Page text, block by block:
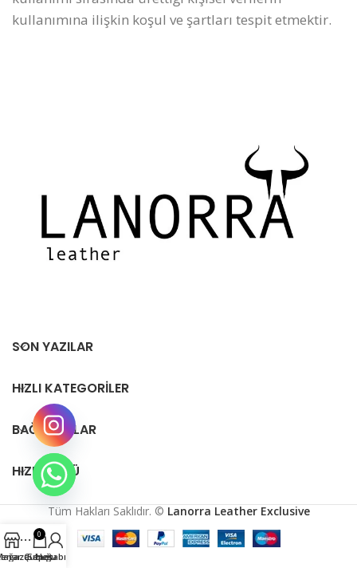
kullanımına ilişkin koşul ve şartları tespit etmektir.
SON YAZILAR
HIZLI KATEGORILER
BAĞLANTILAR
HIZLI MENÜ
Tüm Hakları Saklıdır. © Lanorra Leather Exclusive
Çubuğu
0
Sepet
Hesabım